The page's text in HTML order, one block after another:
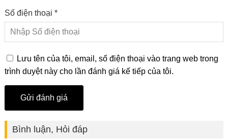
Số điện thoại *
Lưu tên của tôi, email, số điện thoại vào trang web trong
trình duyệt này cho lần đánh giá kế tiếp của tôi.
Bình luận, Hỏi đáp